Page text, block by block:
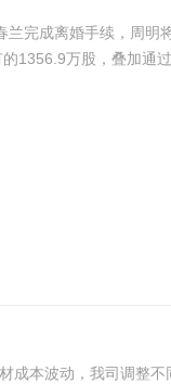
完成离婚手续，周
1356.9万股，叠加通
本波动，我司调整